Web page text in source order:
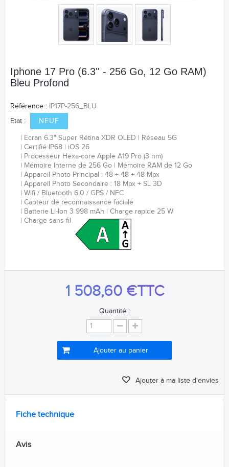
Iphone 17 Pro (6.3'' - 256 Go, 12 Go RAM)
Bleu Profond
Référence : IP17P-256_BLU
Etat :
NEUF
Ecran 6.3" Super Rétina XDR OLED
Réseau 5G
Certifié IP68
iOS 26
Processeur Hexa-core Apple A19 Pro (3 nm)
Mémoire Interne de 256 Go
Mémoire RAM de 12 Go
Appareil Photo Principal : 48 + 48 + 48 Mpx
Appareil Photo Secondaire : 18 Mpx + SL 3D
Wifi / Bluetooth 6.0 / GPS / NFC
Capteur de reconnaissance faciale
Batterie Li-Ion 3 998 mAh
Charge rapide 25 W
Charge sans fil
1 508,60 €TTC
Quantité :
Ajouter au panier
Ajouter à ma liste d'envies
Fiche technique
Avis